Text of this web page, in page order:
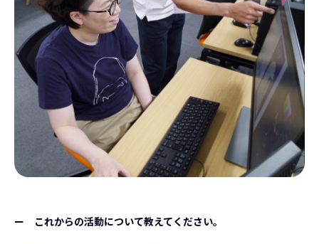
ー これからの活動について教えてください。